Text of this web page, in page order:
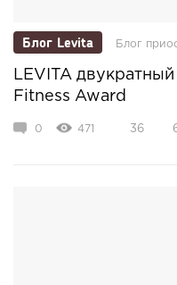
Блог Levita Блог
LEVITA
Fitness Award
0 471 36